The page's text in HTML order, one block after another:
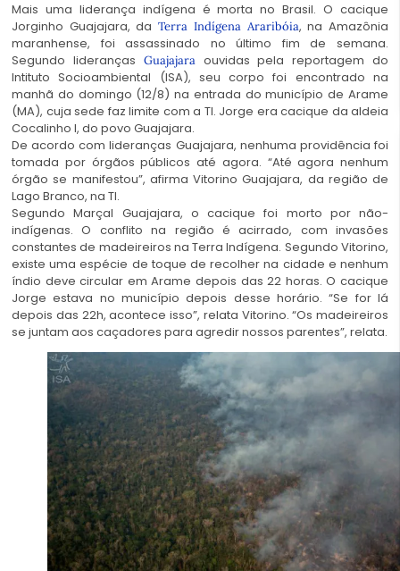
Mais uma liderança indígena é morta no Brasil. O cacique
Jorginho Guajajara, daTerra Indígena Araribóia, na Amazônia
maranhense, foi assassinado no último fim de semana.
Segundo lideranças Guajajaraouvidas pela reportagem do
Intituto Socioambiental (ISA), seu corpo foi encontrado na
manhã do domingo (12/8) na entrada do município de Arame
(MA), cuja sede faz limite com a TI. Jorge era cacique da aldeia
Cocalinho I, do povo Guajajara.
De acordo com lideranças Guajajara, nenhuma providência foi
tomada por órgãos públicos até agora. “Até agora nenhum
órgão se manifestou”, afirma Vitorino Guajajara, da região de
Lago Branco, na TI.
Segundo Marçal Guajajara, o cacique foi morto por não-
indígenas. O conflito na região é acirrado, com invasões
constantes de madeireiros na Terra Indígena. Segundo Vitorino,
existe uma espécie de toque de recolher na cidade e nenhum
índio deve circular em Arame depois das 22 horas. O cacique
Jorge estava no município depois desse horário. “Se for lá
depois das 22h, acontece isso”, relata Vitorino. “Os madeireiros
se juntam aos caçadores para agredir nossos parentes”, relata.